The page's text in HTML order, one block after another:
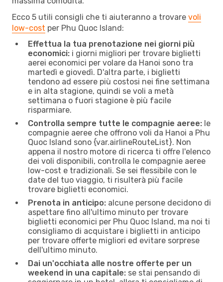
Ecco 5 utili consigli che ti aiuteranno a trovare voli
low-cost per Phu Quoc Island:
Effettua la tua prenotazione nei giorni più
economici: i giorni migliori per trovare biglietti
aerei economici per volare da Hanoi sono tra
martedì e giovedì. D'altra parte, i biglietti
tendono ad essere più costosi nei fine settimana
e in alta stagione, quindi se voli a metà
settimana o fuori stagione è più facile
risparmiare.
Controlla sempre tutte le compagnie aeree: le
compagnie aeree che offrono voli da Hanoi a Phu
Quoc Island sono {​var.airlineRouteList}. Non
appena il nostro motore di ricerca ti offre l'elenco
dei voli disponibili, controlla le compagnie aeree
low-cost e tradizionali. Se sei flessibile con le
date del tuo viaggio, ti risulterà più facile
trovare biglietti economici.
Prenota in anticipo: alcune persone decidono di
aspettare fino all'ultimo minuto per trovare
biglietti economici per Phu Quoc Island, ma noi ti
consigliamo di acquistare i biglietti in anticipo
per trovare offerte migliori ed evitare sorprese
dell'ultimo minuto.
Dai un'occhiata alle nostre offerte per un
weekend in una capitale: se stai pensando di